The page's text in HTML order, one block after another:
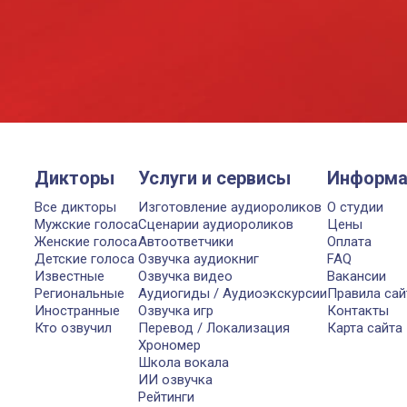
Дикторы
Все дикторы
Мужские голоса
Женские голоса
Детские голоса
Известные
Региональные
Иностранные
Кто озвучил
Услуги и сервисы
Изготовление аудиороликов
Сценарии аудиороликов
Автоответчики
Озвучка аудиокниг
Озвучка видео
Аудиогиды / Аудиоэкскурсии
Озвучка игр
Перевод / Локализация
Хрономер
Школа вокала
ИИ озвучка
Рейтинги
О студии
Цены
Оплата
FAQ
Вакансии
Правила
Контакты
Карта сайта